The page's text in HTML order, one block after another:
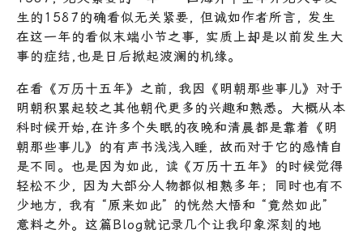
生的1587的确看似无关紧要, 但诚如作者所言, 发生
在这一年的看似末端小节之事, 实质上却是以前发生大
事的症结,也是日后掀起波澜的机缘。
在看《万历十五年》之前, 我因《明朝那些事儿》对于
明朝积累起较之其他朝代更多的兴趣和熟悉。大概从本
科时候开始,在许多个失眠的夜晚和清晨都是靠着《明
朝那些事儿》的有声书浅浅入睡, 故而对于它的感情自
是不同。也是因为如此, 读《万历十五年》的时候觉得
轻松不少, 因为大部分人物都似相熟多年；同时也有不
少地方, 我有 “原来如此” 的恍然大悟和 “竟然如此”
意料之外。这篇Blog就记录几个让我印象深刻的地